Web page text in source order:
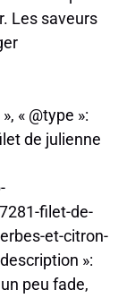
Les saveurs
« @type »:
de julienne
filet-de-
et-citron-
»:
peu fade,